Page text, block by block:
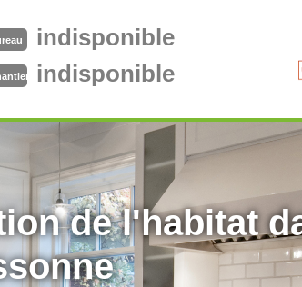
indisponible
indisponible
de l'habitat